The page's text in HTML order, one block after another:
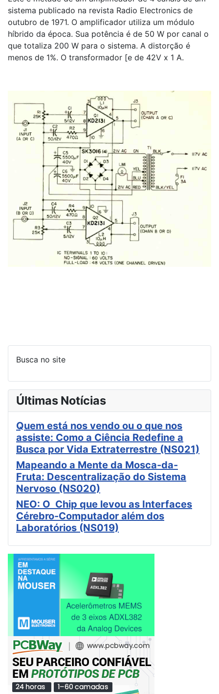
sistema publicado na revista Radio Electronics de
outubro de 1971. O amplificador utiliza um módulo
híbrido da época. Sua potência é de 50 W por canal o
que totaliza 200 W para o sistema. A distorção é
menos de 1%. O transformador [e de 42V x 1 A.
Busca no site
Últimas Notícias
Quem está nos vendo ou o que nos
assiste: Como a Ciência Redefine a
Busca por Vida Extraterrestre (NS021)
Mapeando a Mente da Mosca-da-
Fruta: Descentralização do Sistema
Nervoso (NS020)
NEO: O Chip que levou as Interfaces
Cérebro-Computador além dos
Laboratórios (NS019)